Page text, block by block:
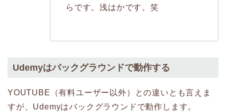
らです。浅はかです。笑
Udemyはバックグラウンドで動作する
YOUTUBE（有料ユーザー以外）との違いとも言えま
すが、Udemyはバックグラウンドで動作します。